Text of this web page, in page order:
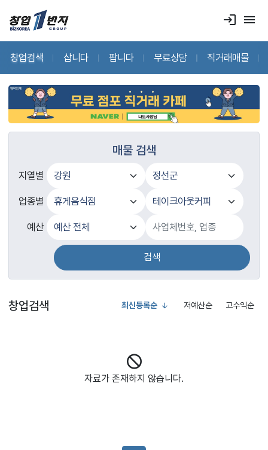
login menu
창업검색 삽니다 팝니다 무료상담 직거래매물
매물 검색
지열별
업종별
예산
검색
창업검색 최신등록순 저예산순 고수익순
자료가 존재하지 않습니다.